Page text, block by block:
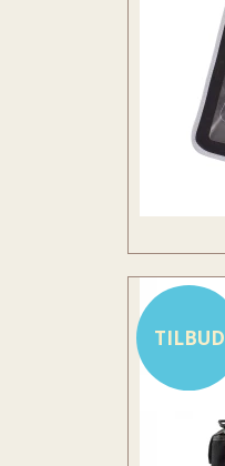
TILBUD